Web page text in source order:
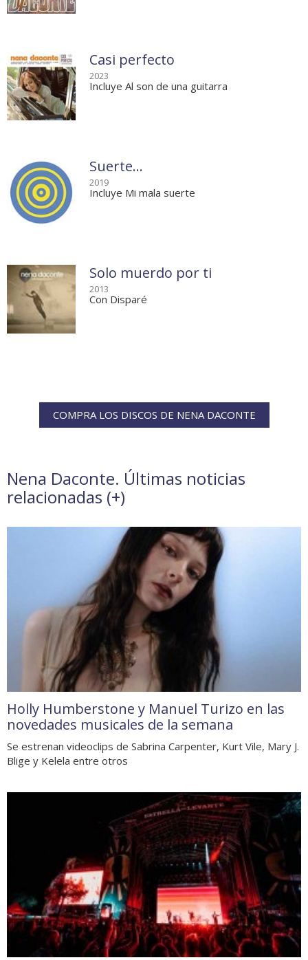
Casi perfecto
2023
Incluye Al son de una guitarra
Suerte...
2019
Incluye Mi mala suerte
Solo muerdo por ti
2013
Con Disparé
COMPRA LOS DISCOS DE NENA DACONTE
Nena Daconte. Últimas noticias
relacionadas (+)
Holly Humberstone y Manuel Turizo en las
novedades musicales de la semana
Se estrenan videoclips de Sabrina Carpenter, Kurt Vile, Mary J.
Blige y Kelela entre otros